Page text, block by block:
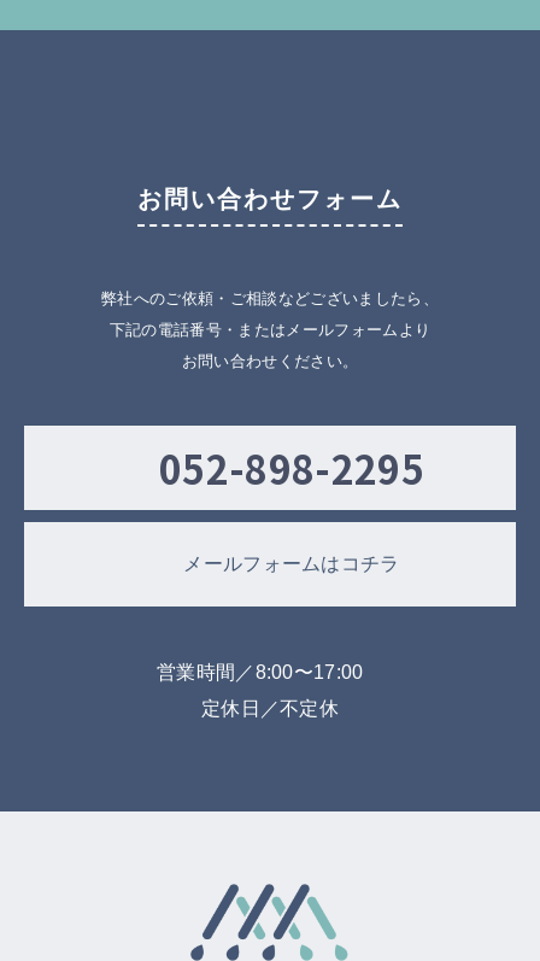
お問い合わせフォーム
弊社へのご依頼・ご相談などございましたら、
下記の電話番号・またはメールフォームより
お問い合わせください。
052-898-2295
メールフォームはコチラ
営業時間／8:00〜17:00
定休日／不定休